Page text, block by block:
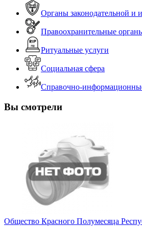
Органы законодательной и
Правоохранительные
Ритуальные услуги
Социальная сфера
Справочно-
Вы смотрели
Общество Красного Полумесяца